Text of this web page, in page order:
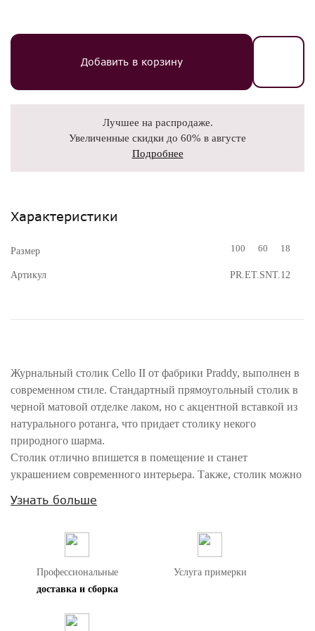
Добавить в корзину
Лучшее на распродаже.
Увеличенные скидки до 60% в августе
Подробнее
Характеристики
Размер 100 60 18
Артикул PR.ET.SNT.12
Журнальный столик Cello II от фабрики Praddy, выполнен в
современном стиле. Стандартный прямоугольный столик в
черной матовой отделке лаком, но с акцентной вставкой из
натурального ротанга, что придает столику некого
природного шарма.
Столик отлично впишется в помещение и станет
украшением современного интерьера. Также, столик можно
это создаст интересный перепад высот и добавит особого
Внимание! Цвета предметов на изображениях могут отличаться из-за
особенностей цветопередачи различных мониторов.
Узнать больше
Профессиональные
доставка и сборка
Услуга примерки